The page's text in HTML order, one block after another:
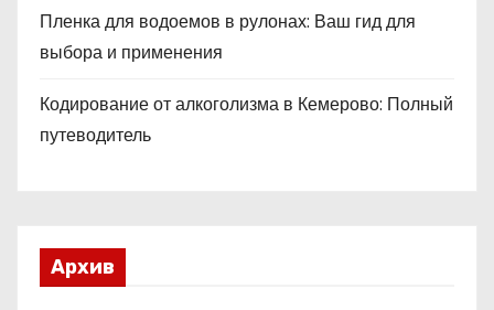
Пленка для водоемов в рулонах: Ваш гид для
выбора и применения
Кодирование от алкоголизма в Кемерово: Полный
путеводитель
Архив